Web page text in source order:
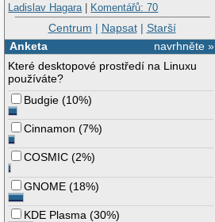
Ladislav Hagara | Komentářů: 70
Centrum | Napsat| Starší
navrhněte »
Anketa
Které desktopové prostředí na Linuxu
používáte?
Budgie (10%)
Cinnamon (7%)
COSMIC (2%)
GNOME (18%)
KDE Plasma (30%)